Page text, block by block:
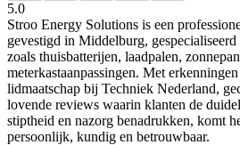
5.0
Stroo Energy Solutions is een
gevestigd in Middelburg,
zoals thuisbatterijen, laadpalen,
meterkastaanpassingen. Met
lidmaatschap bij Techniek Nederland,
lovende reviews waarin klanten de
stiptheid en nazorg benadrukken, komt
persoonlijk, kundig en betrouwbaar.